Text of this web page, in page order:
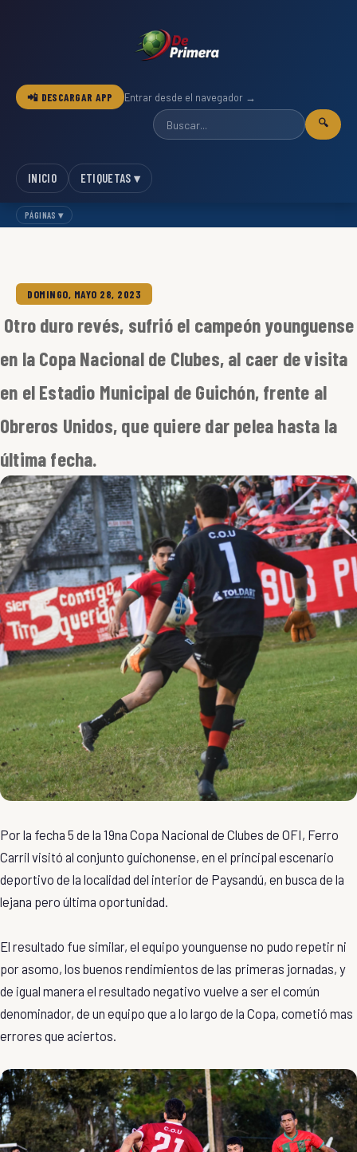
📲 DESCARGAR APP Entrar desde el navegador →
🔍
INICIO ETIQUETAS ▾
PÁGINAS ▾
DOMINGO, MAYO 28, 2023
Otro duro revés, sufrió el campeón younguense
en la Copa Nacional de Clubes, al caer de visita
en el Estadio Municipal de Guichón, frente al
Obreros Unidos, que quiere dar pelea hasta la
última fecha.
Por la fecha 5 de la 19na Copa Nacional de Clubes de OFI, Ferro
Carril visitó al conjunto guichonense, en el principal escenario
deportivo de la localidad del interior de Paysandú, en busca de la
lejana pero última oportunidad.
El resultado fue similar, el equipo younguense no pudo repetir ni
por asomo, los buenos rendimientos de las primeras jornadas, y
de igual manera el resultado negativo vuelve a ser el común
denominador, de un equipo que a lo largo de la Copa, cometió mas
errores que aciertos.